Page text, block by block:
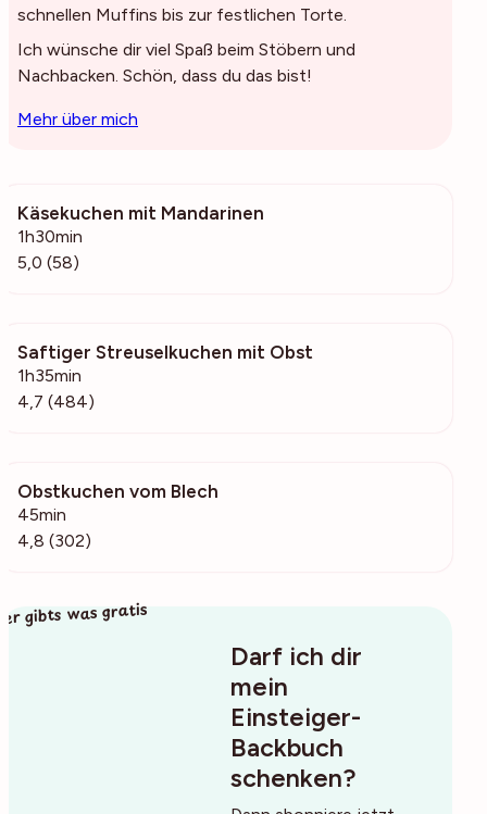
schnellen Muffins bis zur festlichen Torte.
Ich wünsche dir viel Spaß beim Stöbern und
Nachbacken. Schön, dass du das bist!
Mehr über mich
Käsekuchen mit Mandarinen
1h30min
5,0 (58)
Saftiger Streuselkuchen mit Obst
1h35min
4,7 (484)
Obstkuchen vom Blech
45min
4,8 (302)
Darf ich dir
mein
Einsteiger-
Backbuch
schenken?
gibts was gratis